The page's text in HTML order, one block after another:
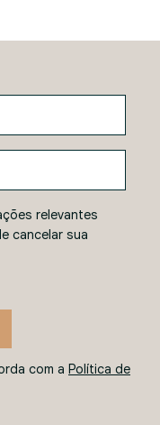
relevantes
cancelar sua
com a Política de